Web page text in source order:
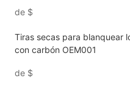
de $
Tiras secas para blanquear
con carbón OEM001
de $